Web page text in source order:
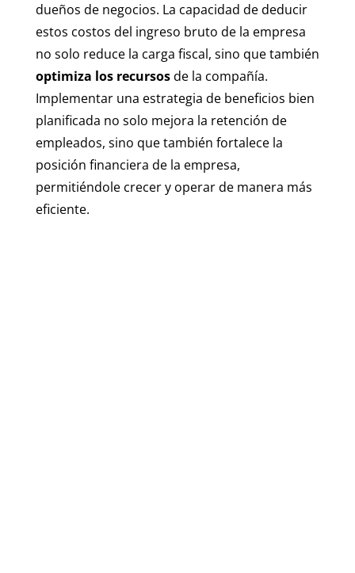
dueños de negocios. La capacidad de deducir
estos costos del ingreso bruto de la empresa
no solo reduce la carga fiscal, sino que también
optimiza los recursosde la compañía.
Implementar una estrategia de beneficios bien
planificada no solo mejora la retención de
empleados, sino que también fortalece la
posición financiera de la empresa,
permitiéndole crecer y operar de manera más
eficiente.